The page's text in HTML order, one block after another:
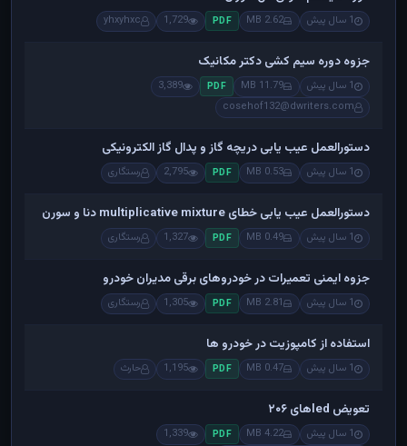
1 سال پیش 2.62 MB
PDF
1,729
yhxyhxc
جزوه دوره سیم کشی دکتر مکانیک
1 سال پیش 11.79 MB
PDF
3,389
cosehof132@dwriters.com
دستورالعمل عیب یابی دریچه گاز و پدال گاز الکترونیکی
1 سال پیش 0.53 MB
PDF
2,795 رستگاری
دستورالعمل عیب یابی خطای multiplicative mixture دنا و سورن
1 سال پیش 0.49 MB
PDF
1,327 رستگاری
جزوه ایمنی تعمیرات در خودروهای برقی مدیران خودرو
1 سال پیش 2.81 MB
PDF
1,305 رستگاری
استفاده از کامپوزیت در خودرو ها
1 سال پیش 0.47 MB
PDF
1,195 حارث
تعویض ledهای ۲۰۶
1 سال پیش 4.22 MB
PDF
1,339